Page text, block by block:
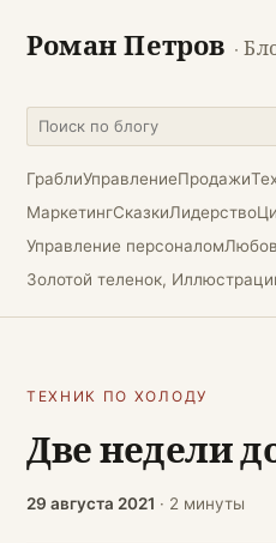
Роман Петров ·
ГраблиУправлениеПродажи
МаркетингСказкиЛидерство
Управление персоналом
Золотой теленок,
ТЕХНИК ПО ХОЛОДУ
Две недели
29 августа 2021 · 2 минуты